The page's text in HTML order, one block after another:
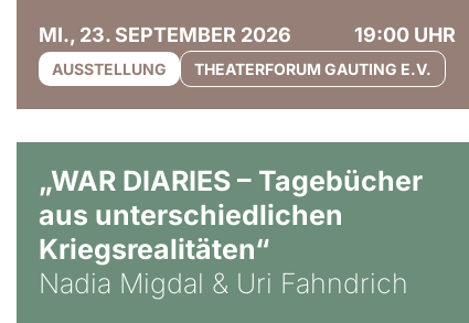
MI., 23. SEPTEMBER 2026 19:00 UHR
AUSSTELLUNG THEATERFORUM GAUTING E.V.
„WAR DIARIES – Tagebücher
aus unterschiedlichen
Kriegsrealitäten“
Nadia Migdal & Uri Fahndrich